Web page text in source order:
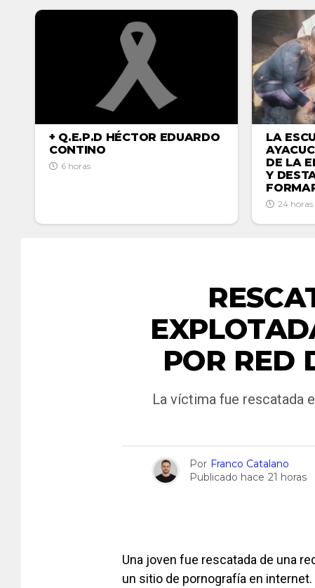
+ Q.E.P.D HÉCTOR EDUARDO
CONTINO
6 horas
LA
DE LA
Y
24 horas
POR RED
La víctima fue rescatada
Por Franco Catalano
Publicado hace 21 horas
Una joven fue rescatada de una
un sitio de pornografía en